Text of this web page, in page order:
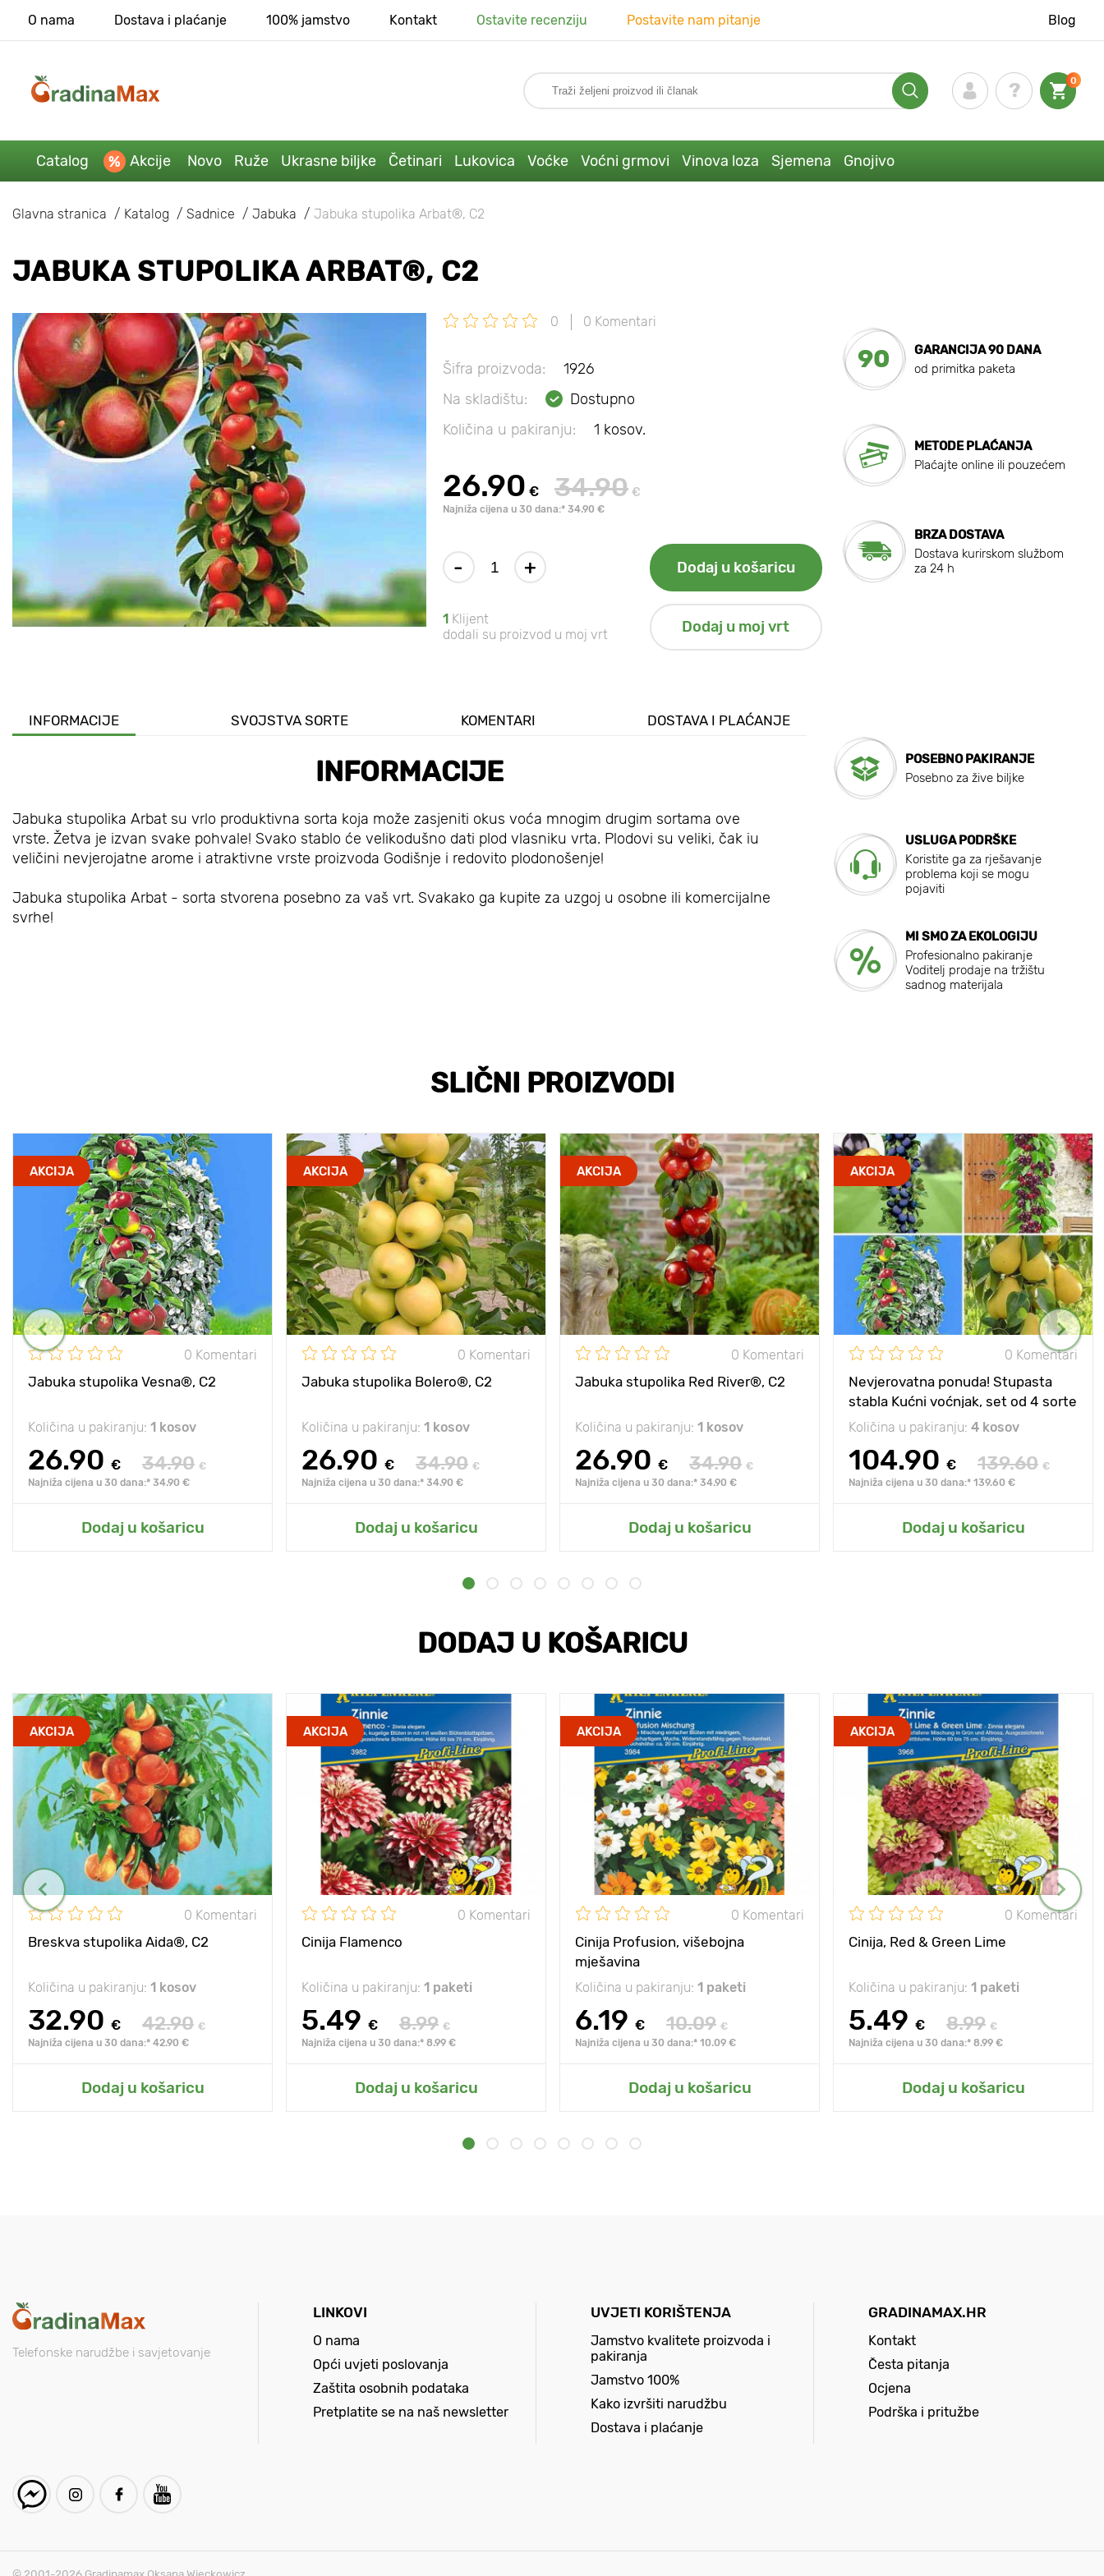
O nama Dostava i plaćanje 100% jamstvo Kontakt Ostavite recenziju Postavite nam pitanje Blog
0
Catalog Akcije Novo Ruže Ukrasne biljke Četinari Lukovica Voćke Voćni grmovi Vinova loza Sjemena Gnojivo
Glavna stranica Katalog Sadnice Jabuka Jabuka stupolika Arbat®, C2
JABUKA STUPOLIKA ARBAT®, C2
0 0 Komentari
Šifra proizvoda:
1926
Na skladištu:
Dostupno
Količina u pakiranju:
1 kosov.
26.90 € 34.90 €
Najniža cijena u 30 dana:* 34.90 €
- + Dodaj u košaricu
1 Klijent
dodali su proizvod u moj vrt
Dodaj u moj vrt
90
GARANCIJA 90 DANA
od primitka paketa
METODE PLAĆANJA
Plaćajte online ili pouzećem
BRZA DOSTAVA
Dostava kurirskom službom
za 24 h
INFORMACIJE SVOJSTVA SORTE KOMENTARI DOSTAVA I PLAĆANJE
INFORMACIJE
Jabuka stupolika Arbat su vrlo produktivna sorta koja može zasjeniti okus voća mnogim drugim sortama ove
vrste. Žetva je izvan svake pohvale! Svako stablo će velikodušno dati plod vlasniku vrta. Plodovi su veliki, čak iu
veličini nevjerojatne arome i atraktivne vrste proizvoda Godišnje i redovito plodonošenje!
Jabuka stupolika Arbat - sorta stvorena posebno za vaš vrt. Svakako ga kupite za uzgoj u osobne ili komercijalne
svrhe!
POSEBNO PAKIRANJE
Posebno za žive biljke
USLUGA PODRŠKE
Koristite ga za rješavanje
problema koji se mogu
pojaviti
MI SMO ZA EKOLOGIJU
Profesionalno pakiranje
Voditelj prodaje na tržištu
sadnog materijala
SLIČNI PROIZVODI
AKCIJA
0 Komentari
Jabuka stupolika Vesna®, C2
Količina u pakiranju: 1 kosov
26.90 € 34.90 €
Najniža cijena u 30 dana:* 34.90 €
Dodaj u košaricu
AKCIJA
0 Komentari
Jabuka stupolika Bolero®, C2
Količina u pakiranju: 1 kosov
26.90 € 34.90 €
Najniža cijena u 30 dana:* 34.90 €
Dodaj u košaricu
AKCIJA
0 Komentari
Jabuka stupolika Red River®, C2
Količina u pakiranju: 1 kosov
26.90 € 34.90 €
Najniža cijena u 30 dana:* 34.90 €
Dodaj u košaricu
AKCIJA
0 Komentari
Nevjerovatna ponuda! Stupasta
stabla Kućni voćnjak, set od 4 sorte
Količina u pakiranju: 4 kosov
104.90 € 139.60 €
Najniža cijena u 30 dana:* 139.60 €
Dodaj u košaricu
DODAJ U KOŠARICU
AKCIJA
0 Komentari
Breskva stupolika Aida®, C2
Količina u pakiranju: 1 kosov
32.90 € 42.90 €
Najniža cijena u 30 dana:* 42.90 €
Dodaj u košaricu
AKCIJA
0 Komentari
Cinija Flamenco
Količina u pakiranju: 1 paketi
5.49 € 8.99 €
Najniža cijena u 30 dana:* 8.99 €
Dodaj u košaricu
AKCIJA
0 Komentari
Cinija Profusion, višebojna
mješavina
Količina u pakiranju: 1 paketi
6.19 € 10.09 €
Najniža cijena u 30 dana:* 10.09 €
Dodaj u košaricu
AKCIJA
0 Komentari
Cinija, Red & Green Lime
Količina u pakiranju: 1 paketi
5.49 € 8.99 €
Najniža cijena u 30 dana:* 8.99 €
Dodaj u košaricu
Telefonske narudžbe i savjetovanje
LINKOVI
O nama
Opći uvjeti poslovanja
Zaštita osobnih podataka
Pretplatite se na naš newsletter
UVJETI KORIŠTENJA
Jamstvo kvalitete proizvoda i
pakiranja
Jamstvo 100%
Kako izvršiti narudžbu
Dostava i plaćanje
GRADINAMAX.HR
Kontakt
Česta pitanja
Ocjena
Podrška i pritužbe